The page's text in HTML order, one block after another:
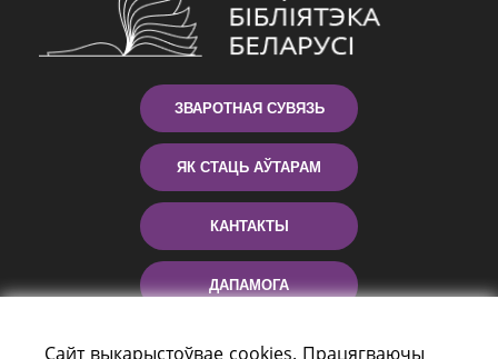
ЗВАРОТНАЯ СУВЯЗЬ
ЯК СТАЦЬ АЎТАРАМ
КАНТАКТЫ
ДАПАМОГА
Сайт выкарыстоўвае cookies. Працягваючы